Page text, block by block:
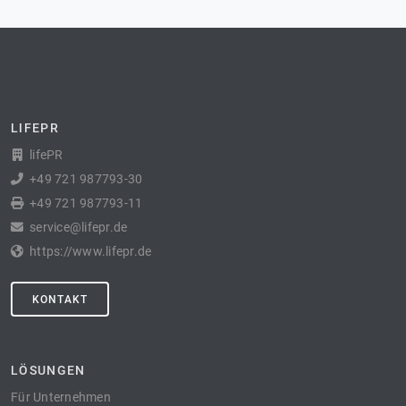
LIFEPR
lifePR
+49 721 987793-30
+49 721 987793-11
service@lifepr.de
https://www.lifepr.de
KONTAKT
LÖSUNGEN
Für Unternehmen